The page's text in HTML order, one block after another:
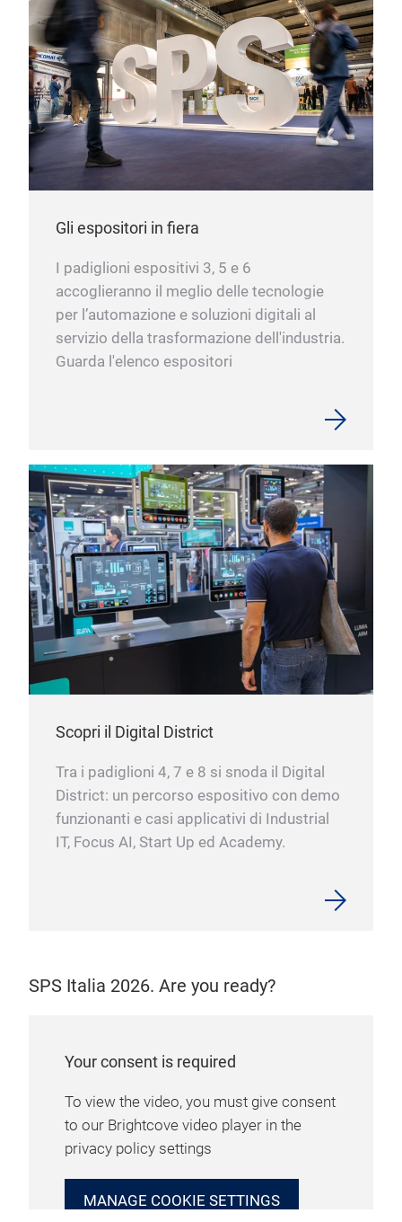
Gli espositori in fiera
I padiglioni espositivi 3, 5 e 6
accoglieranno il meglio delle tecnologie
per l’automazione e soluzioni digitali al
servizio della trasformazione dell'industria.
Guarda l'elenco espositori
Scopri il Digital District
Tra i padiglioni 4, 7 e 8 si snoda il Digital
District: un percorso espositivo con demo
funzionanti e casi applicativi di Industrial
IT, Focus AI, Start Up ed Academy.
SPS Italia 2026. Are you ready?
Your consent is required
To view the video, you must give consent
to our Brightcove video player in the
privacy policy settings
MANAGE COOKIE SETTINGS